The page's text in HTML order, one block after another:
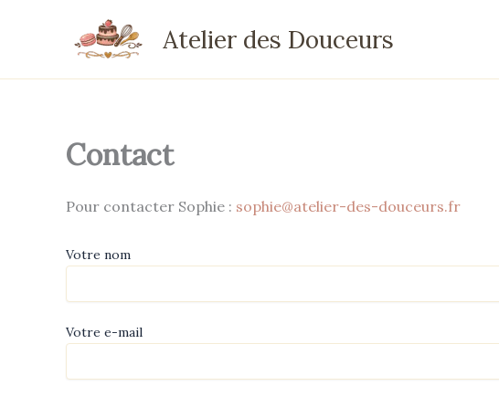
Atelier des Douceurs
Contact
Pour contacter Sophie : sophie@atelier-des-douceurs.fr
Votre nom
Votre e-mail